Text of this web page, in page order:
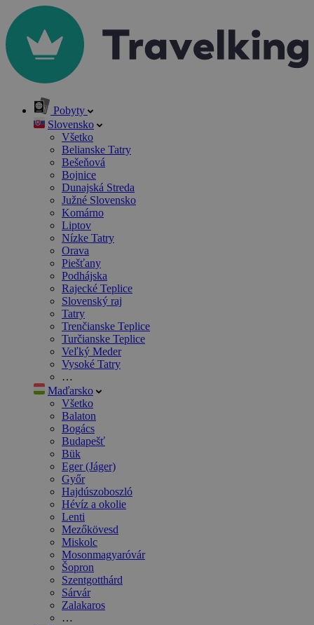
Pobyty
Slovensko
Všetko
Belianske Tatry
Bešeňová
Bojnice
Dunajská Streda
Južné Slovensko
Komárno
Liptov
Nízke Tatry
Orava
Piešťany
Podhájska
Rajecké Teplice
Slovenský raj
Tatry
Trenčianske Teplice
Turčianske Teplice
Veľký Meder
Vysoké Tatry
…
Maďarsko
Všetko
Balaton
Bogács
Budapešť
Bük
Eger (Jáger)
Győr
Hajdúszoboszló
Hévíz a okolie
Lenti
Mezőkövesd
Miskolc
Mosonmagyaróvár
Šopron
Szentgotthárd
Sárvár
Zalakaros
…